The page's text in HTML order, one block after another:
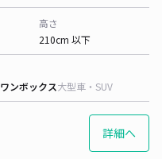
高さ
210cm 以下
ワンボックス大型車・SUV
詳細へ